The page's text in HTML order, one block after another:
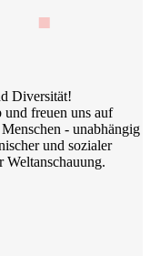
Diversität!
freuen uns auf
- unabhängig
und sozialer